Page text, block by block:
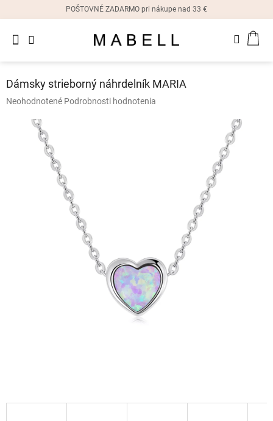
POŠTOVNÉ ZADARMO pri nákupe nad 33 €
Dámske
náušnice
Dámske
náramky
Dámsky strieborný náhrdelník MARIA
Priemerné
produktu
Neohodnotené Podrobnosti hodnotenia